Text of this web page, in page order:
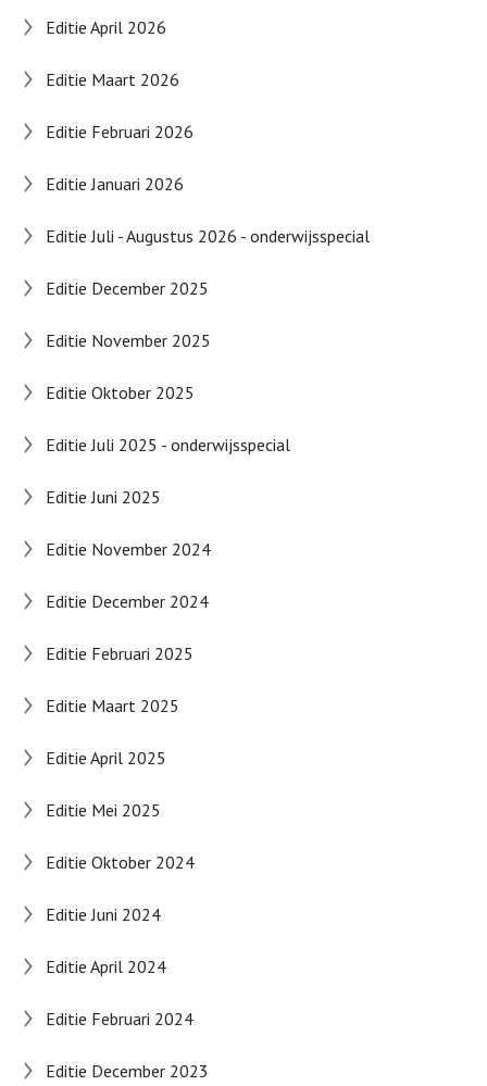
Editie April 2026
Editie Maart 2026
Editie Februari 2026
Editie Januari 2026
Editie Juli - Augustus 2026 - onderwijsspecial
Editie December 2025
Editie November 2025
Editie Oktober 2025
Editie Juli 2025 - onderwijsspecial
Editie Juni 2025
Editie November 2024
Editie December 2024
Editie Februari 2025
Editie Maart 2025
Editie April 2025
Editie Mei 2025
Editie Oktober 2024
Editie Juni 2024
Editie April 2024
Editie Februari 2024
Editie December 2023